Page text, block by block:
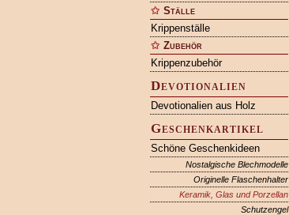
Ställe
Krippenställe
Zubehör
Krippenzubehör
Devotionalien
Devotionalien aus Holz
Geschenkartikel
Schöne Geschenkideen
Nostalgische Blechmodelle
Originelle Flaschenhalter
Keramik, Glas und Porzellan
Schutzengel